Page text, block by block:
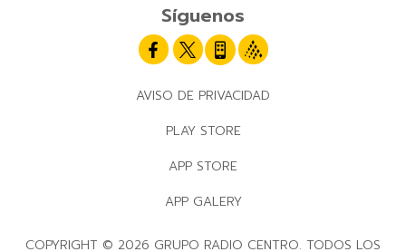
Síguenos
AVISO DE PRIVACIDAD
PLAY STORE
APP STORE
APP GALERY
COPYRIGHT © 2026 GRUPO RADIO CENTRO. TODOS LOS